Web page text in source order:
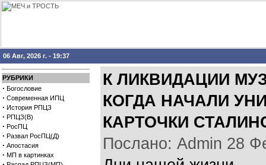
06 Авг, 2026 г. - 19:37
РУБРИКИ
· Богословие
· Современная ИПЦ
· История РПЦЗ
· РПЦЗ(В)
· РосПЦ
· Развал РосПЦ(Д)
· Апостасия
· МП в картинках
К ЛИКВИДАЦИИ
КОГДА НАЧАЛИ
КАРТОЧКИ
Послано: Admin 28